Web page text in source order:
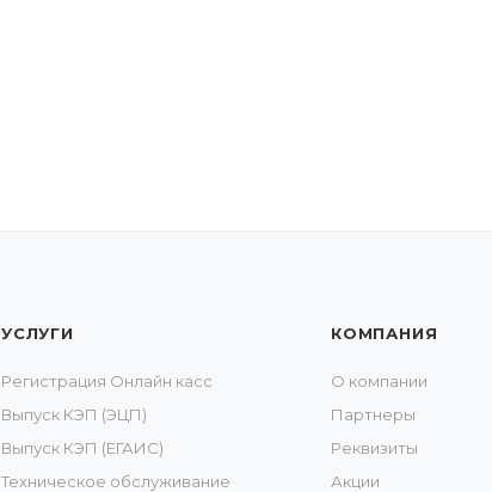
УСЛУГИ
Регистрация Онлайн касс
Выпуск КЭП (ЭЦП)
Выпуск КЭП (ЕГАИС)
Техническое обслуживание
КОМПАНИЯ
О компании
Партнеры
Реквизиты
Акции